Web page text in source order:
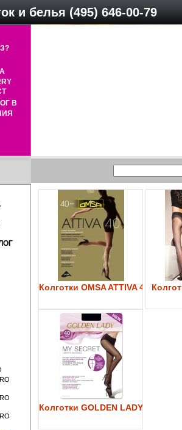
и белья (495) 646-00-79
В
Колготки OMSA ATTIVA 40
Колготки GOLDEN LADY My